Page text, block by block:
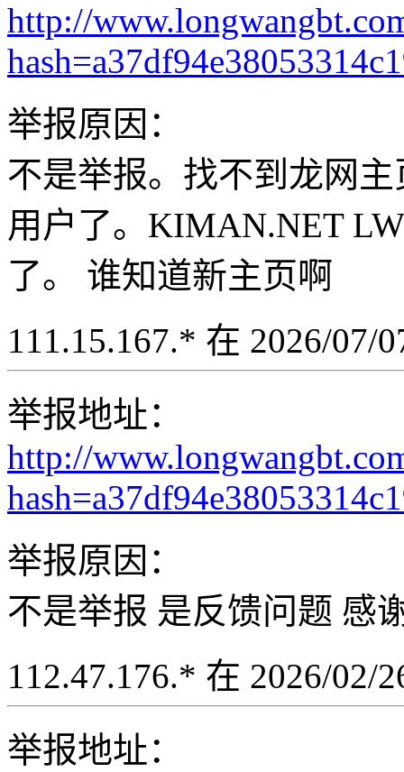
http://
举报原因：
不是举报。找不到龙网
用户了。KIMAN.NET
了。 谁知道新主页啊
111.15.167.* 在 2026/07/
举报地址：
http://
举报原因：
不是举报 是反馈问题 感
112.47.176.* 在 2026/02/
举报地址：